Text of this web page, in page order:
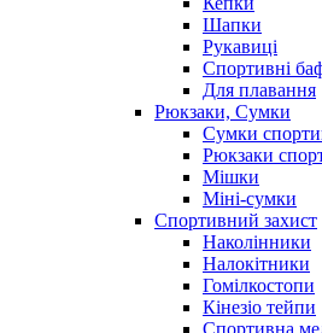
Шапки
Рукавиці
Спортивні
Для плавання
Рюкзаки, Сумки
Сумки
Рюкзаки
Мішки
Міні-сумки
Спортивний захист
Наколінники
Налокітники
Гомілкостопи
Кінезіо тейпи
Спортивна